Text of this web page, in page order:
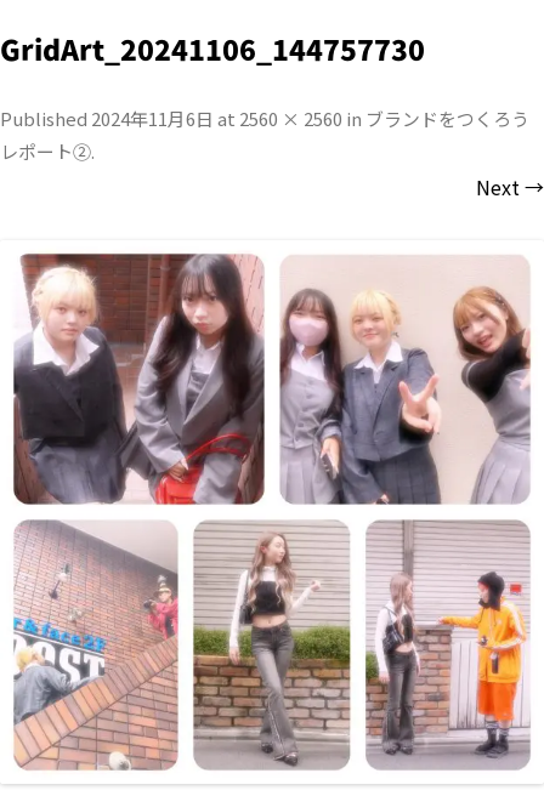
GridArt_20241106_144757730
Published 2024年11月6日 at 2560 × 2560 in ブランドをつくろう
レポート②.
Next →